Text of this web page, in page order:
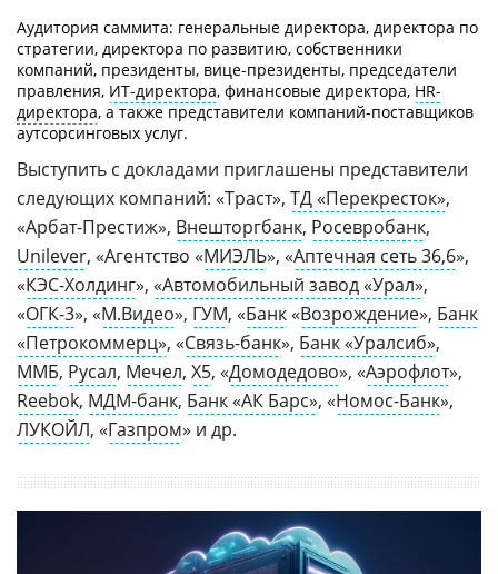
Аудитория саммита: генеральные директора, директора по
стратегии, директора по развитию, собственники
компаний, президенты, вице-президенты, председатели
правления, ИТ-директора, финансовые директора, HR-
директора, а также представители компаний-поставщиков
аутсорсинговых услуг.
Выступить с докладами приглашены представители
следующих компаний: «Траст», ТД «Перекресток»,
«Арбат-Престиж», Внешторгбанк, Росевробанк,
Unilever, «Агентство «МИЭЛЬ», «Аптечная сеть 36,6»,
«КЭС-Холдинг», «Автомобильный завод «Урал»,
«ОГК-3», «М.Видео», ГУМ, «Банк «Возрождение», Банк
«Петрокоммерц», «Связь-банк», Банк «Уралсиб»,
ММБ, Русал, Мечел, X5, «Домодедово», «Аэрофлот»,
Reebok, МДМ-банк, Банк «АК Барс», «Номос-Банк»,
ЛУКОЙЛ, «Газпром» и др.